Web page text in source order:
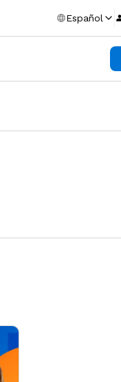
Español